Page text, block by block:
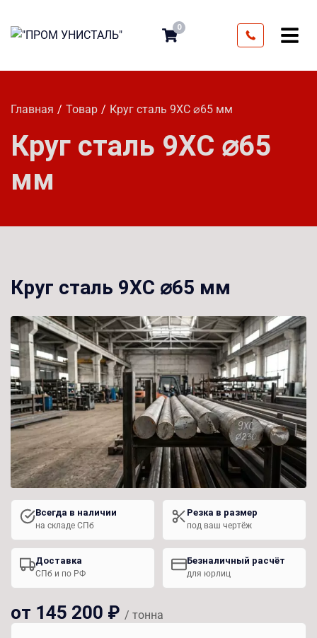
0
Главная Товар Круг сталь 9ХС ⌀65 мм
Круг сталь 9ХС ⌀65
мм
Круг сталь 9ХС ⌀65 мм
Всегда в наличии
на складе СПб
Резка в размер
под ваш чертёж
Доставка
СПб и по РФ
Безналичный расчёт
для юрлиц
от 145 200 ₽ / тонна